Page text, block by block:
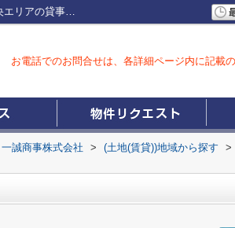
土浦市神立東の土地(賃貸)一覧つくば市、土浦市、守谷市、水戸市など茨城県南・県央エリアの貸事務所・貸店舗｜一誠商事株式会社
お電話でのお問合せは、各詳細ページ内に記載
誠商事株式会社 > (土地(賃貸))地域から探す >